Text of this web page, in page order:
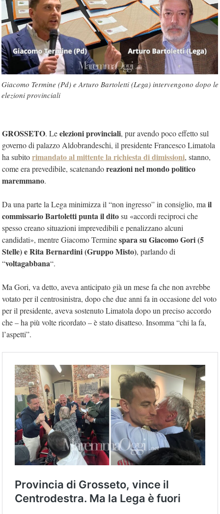
Giacomo Termine (Pd) e Arturo Bartoletti (Lega) intervengono dopo le
elezioni provinciali
GROSSETO. Leelezioni provinciali, pur avendo poco effetto sul
governo di palazzo Aldobrandeschi, il presidente Francesco Limatola
ha subitorimandato al mittente la richiesta di dimissioni, stanno,
come era prevedibile, scatenandoreazioni nel mondo politico
maremmano.
Da una parte la Lega minimizza il “non ingresso” in consiglio, ma il
commissario Bartoletti punta il ditosu «accordi reciproci che
spesso creano situazioni imprevedibili e penalizzano alcuni
candidati», mentre Giacomo Terminespara su Giacomo Gori (5
Stelle) e Rita Bernardini (Gruppo Misto), parlando di
“voltagabbana“.
Ma Gori, va detto, aveva anticipato già un mese fa che non avrebbe
votato per il centrosinistra, dopo che due anni fa in occasione del voto
per il presidente, aveva sostenuto Limatola dopo un preciso accordo
che – ha più volte ricordato – è stato disatteso. Insomma “chi la fa,
l’aspetti”.